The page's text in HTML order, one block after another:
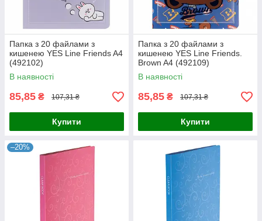
Папка з 20 файлами з
кишенею YES Line Friends A4
(492102)
В наявності
85,85 ₴ 107,31 ₴
Купити
Папка з 20 файлами з
кишенею YES Line Friends.
Brown A4 (492109)
В наявності
85,85 ₴ 107,31 ₴
Купити
–20%